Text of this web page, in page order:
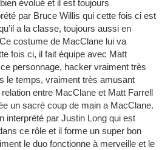
évolué et il est toujours
par Bruce Willis qui cette fois ci est
a la classe, toujours aussi en
costume de MacClane lui va
fois ci, il fait équipe avec Matt
personnage, hacker vraiment très
le temps, vraiment très amusant
entre MacClane et Matt Farrell
un sacré coup de main a MacClane.
interprété par Justin Long qui est
ce rôle et il forme un super bon
le duo fonctionne à merveille et le